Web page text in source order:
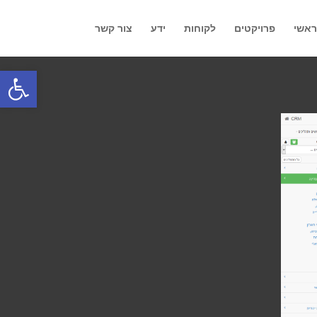
פתח
ראשי פרויקטים לקוחות ידע צור קשר